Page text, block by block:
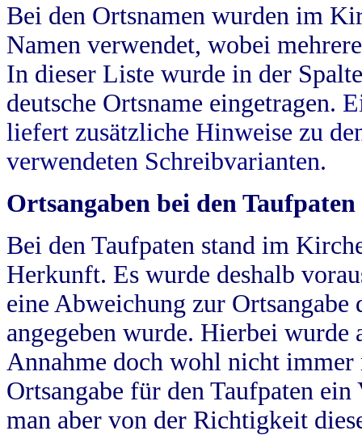
Bei den Ortsnamen wurden im
Namen verwendet, wobei
In dieser Liste wurde in der
deutsche Ortsname eingetragen.
liefert zusätzliche Hinweise zu
verwendeten Schreibvarianten.
Ortsangaben bei den Taufpaten
Bei den Taufpaten stand im
Herkunft. Es wurde deshalb
eine Abweichung zur
angegeben wurde. Hierbei wurde
Annahme doch wohl nicht
Ortsangabe für den Taufpaten
man aber von der Richtigkeit